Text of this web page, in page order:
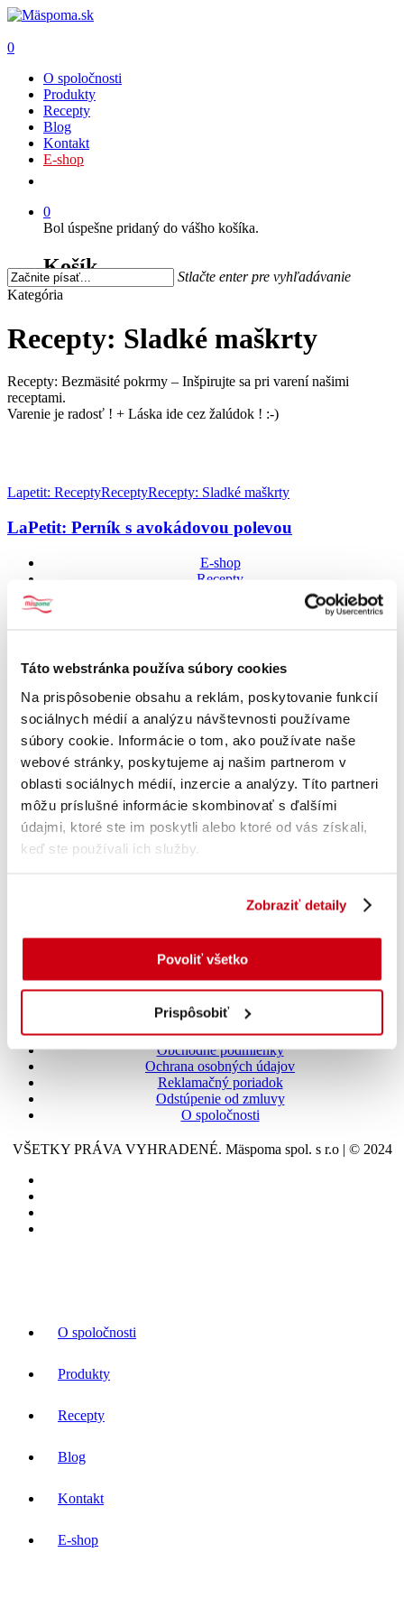
Táto webstránka používa súbory cookies
Na prispôsobenie obsahu a reklám, poskytovanie funkcií
sociálnych médií a analýzu návštevnosti používame
súbory cookie. Informácie o tom, ako používate naše
webové stránky, poskytujeme aj našim partnerom v
oblasti sociálnych médií, inzercie a analýzy. Títo partneri
môžu príslušné informácie skombinovať s ďalšími
údajmi, ktoré ste im poskytli alebo ktoré od vás získali,
keď ste používali ich služby.
Zobraziť detaily
Povoliť všetko
Prispôsobiť
0
O spoločnosti
Produkty
Recepty
Blog
Kontakt
E-shop
0
Bol úspešne pridaný do vášho košíka.
Košík
Stlačte enter pre vyhľadávanie
Kategória
Recepty: Sladké maškrty
Recepty: Bezmäsité pokrmy – Inšpirujte sa pri varení našimi
receptami.
Varenie je radosť ! + Láska ide cez žalúdok ! :-)
Lapetit: ReceptyReceptyRecepty: Sladké maškrty
LaPetit: Perník s avokádovou polevou
E-shop
Recepty
Centrála
Mäspoma spol. s r.o.
T.G.Masaryka 8/955,
960 01 Zvolen
Kontakt – sekretariát
+421 45 555 1111
info.maspoma@maspoma.sk
+421 918 891 794
Všetko o nákupe
Obchodné podmienky
Ochrana osobných údajov
Reklamačný poriadok
Odstúpenie od zmluvy
O spoločnosti
VŠETKY PRÁVA VYHRADENÉ. Mäspoma spol. s r.o | © 2024
O spoločnosti
Produkty
Recepty
Blog
Kontakt
E-shop